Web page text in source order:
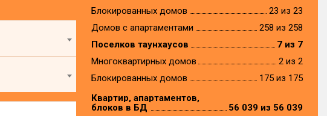
Блокированных домов
23 из 23
Домов с апартаментами
258 из 258
Поселков таунхаусов
7 из 7
Многоквартирных домов
2 из 2
Блокированных домов
175 из 175
Квартир, апартаментов,
блоков в БД
56 039 из 56 039